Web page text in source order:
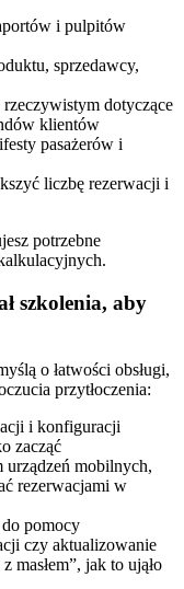
i pulpitów
sprzedawcy,
dotyczące
klientów
pasażerów i
liczbę rezerwacji i
potrzebne
szkolenia, aby
o łatwości obsługi,
przytłoczenia:
i konfiguracji
zacząć
urządzeń mobilnych,
rezerwacjami w
do pomocy
czy aktualizowanie
masłem”, jak to ująło